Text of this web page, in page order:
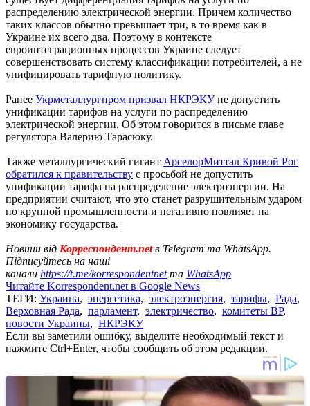
распределению электрической энергии. Причем количество
таких классов обычно превышает три, в то время как в
Украине их всего два. Поэтому в контексте
евроинтеграционных процессов Украине следует
совершенствовать систему классификации потребителей, а не
унифицировать тарифную политику.
Ранее Укрметаллургпром призвал НКРЭКУне допустить
унификации тарифов на услуги по распределению
электрической энергии. Об этом говорится в письме главе
регулятора Валерию Тарасюку.
Также металлургический гигант АрселорМиттал Кривой Рог
обратился к правительству с просьбой не допустить
унификации тарифа на распределение электроэнергии. На
предприятии считают, что это станет разрушительным ударом
по крупной промышленности и негативно повлияет на
экономику государства.
Новини від Корреспондент.netв Telegram та WhatsApp.
Підписуйтесь на наші
канали https://t.me/korrespondentnetта WhatsApp
Читайте Korrespondent.net в Google News
ТЕГИ: Украина, энергетика, электроэнергия, тарифы, Рада,
Верховная Рада, парламент, электричество, комитеты ВР,
новости Украины, НКРЭКУ
Если вы заметили ошибку, выделите необходимый текст и
нажмите Ctrl+Enter, чтобы сообщить об этом редакции.